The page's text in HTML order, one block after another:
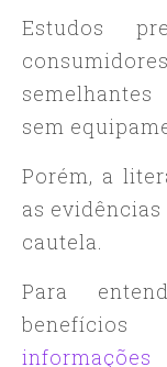
Estudos
sem
Porém, a
as
cautela.
Para
benefícios